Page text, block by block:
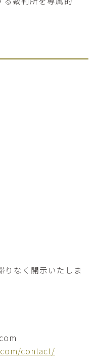
りなく開示いたしま
contact/